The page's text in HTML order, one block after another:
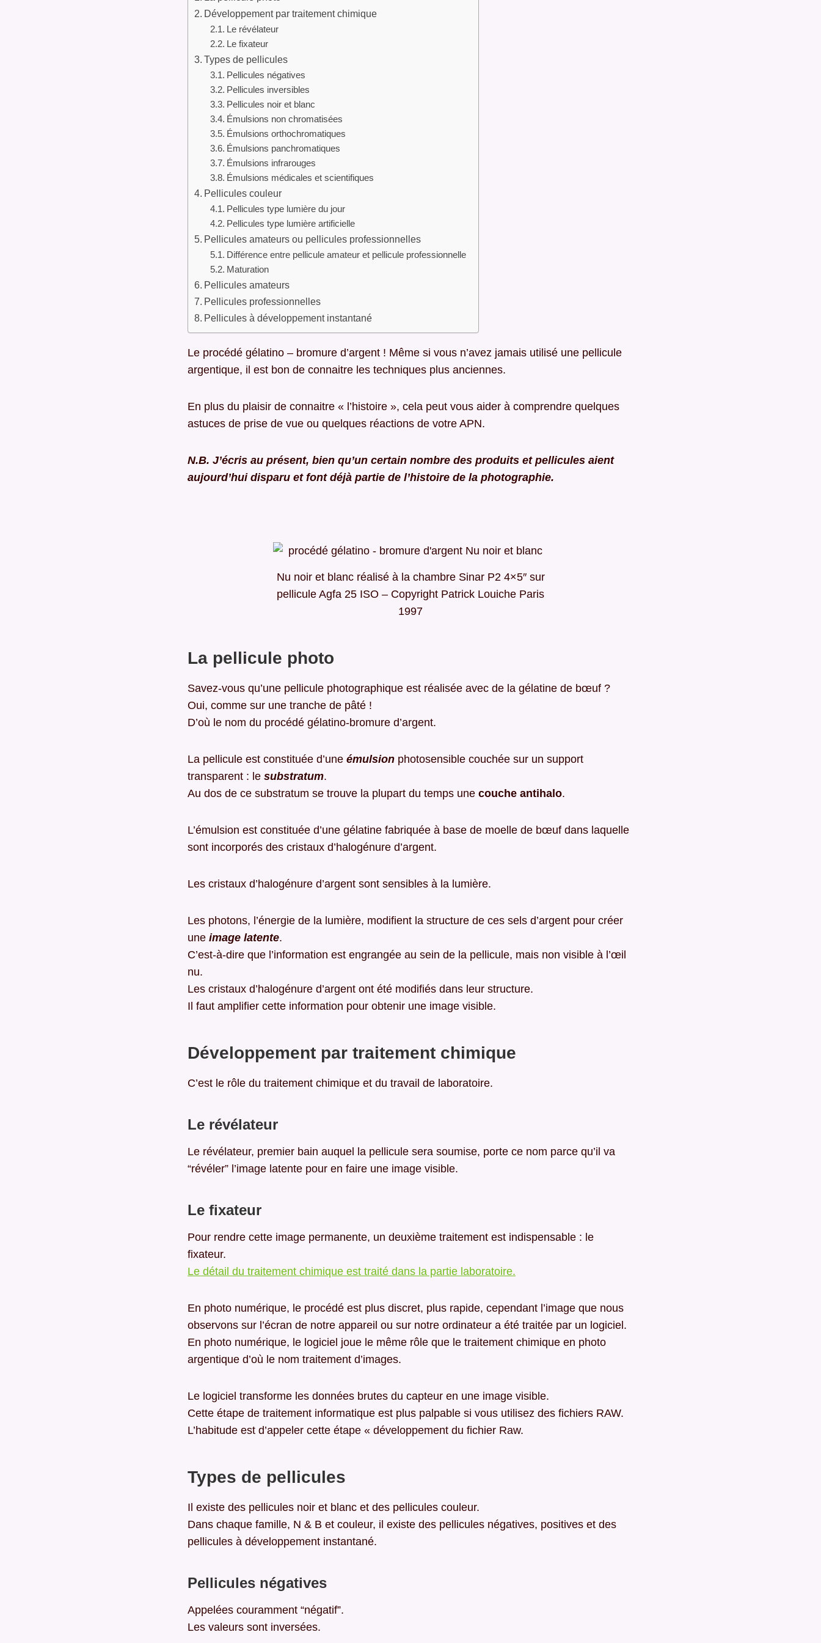
Développement par traitement chimique
Le révélateur
Le fixateur
Types de pellicules
Pellicules négatives
Pellicules inversibles
Pellicules noir et blanc
Émulsions non chromatisées
Émulsions orthochromatiques
Émulsions panchromatiques
Émulsions infrarouges
Émulsions médicales et scientifiques
Pellicules couleur
Pellicules type lumière du jour
Pellicules type lumière artificielle
Pellicules amateurs ou pellicules professionnelles
Différence entre pellicule amateur et pellicule professionnelle
Maturation
Pellicules amateurs
Pellicules professionnelles
Pellicules à développement instantané
Le procédé gélatino – bromure d’argent ! Même si vous n’avez jamais utilisé une pellicule
argentique, il est bon de connaitre les techniques plus anciennes.
En plus du plaisir de connaitre « l’histoire », cela peut vous aider à comprendre quelques
astuces de prise de vue ou quelques réactions de votre APN.
N.B. J’écris au présent, bien qu’un certain nombre des produits et pellicules aient
aujourd’hui disparu et font déjà partie de l’histoire de la photographie.
Nu noir et blanc réalisé à la chambre Sinar P2 4×5″ sur
pellicule Agfa 25 ISO – Copyright Patrick Louiche Paris
1997
La pellicule photo
Savez-vous qu’une pellicule photographique est réalisée avec de la gélatine de bœuf ?
Oui, comme sur une tranche de pâté !
D’où le nom du procédé gélatino-bromure d’argent.
La pellicule est constituée d’une émulsion photosensible couchée sur un support
transparent : le substratum.
Au dos de ce substratum se trouve la plupart du temps une couche antihalo.
L’émulsion est constituée d’une gélatine fabriquée à base de moelle de bœuf dans laquelle
sont incorporés des cristaux d’halogénure d’argent.
Les cristaux d’halogénure d’argent sont sensibles à la lumière.
Les photons, l’énergie de la lumière, modifient la structure de ces sels d’argent pour créer
une image latente.
C’est-à-dire que l’information est engrangée au sein de la pellicule, mais non visible à l’œil
nu.
Les cristaux d’halogénure d’argent ont été modifiés dans leur structure.
Il faut amplifier cette information pour obtenir une image visible.
Développement par traitement chimique
C’est le rôle du traitement chimique et du travail de laboratoire.
Le révélateur
Le révélateur, premier bain auquel la pellicule sera soumise, porte ce nom parce qu’il va
“révéler” l’image latente pour en faire une image visible.
Le fixateur
Pour rendre cette image permanente, un deuxième traitement est indispensable : le
fixateur.
Le détail du traitement chimique est traité dans la partie laboratoire.
En photo numérique, le procédé est plus discret, plus rapide, cependant l’image que nous
observons sur l’écran de notre appareil ou sur notre ordinateur a été traitée par un logiciel.
En photo numérique, le logiciel joue le même rôle que le traitement chimique en photo
argentique d’où le nom traitement d’images.
Le logiciel transforme les données brutes du capteur en une image visible.
Cette étape de traitement informatique est plus palpable si vous utilisez des fichiers RAW.
L’habitude est d’appeler cette étape « développement du fichier Raw.
Types de pellicules
Il existe des pellicules noir et blanc et des pellicules couleur.
Dans chaque famille, N & B et couleur, il existe des pellicules négatives, positives et des
pellicules à développement instantané.
Pellicules négatives
Appelées couramment “négatif”.
Les valeurs sont inversées.